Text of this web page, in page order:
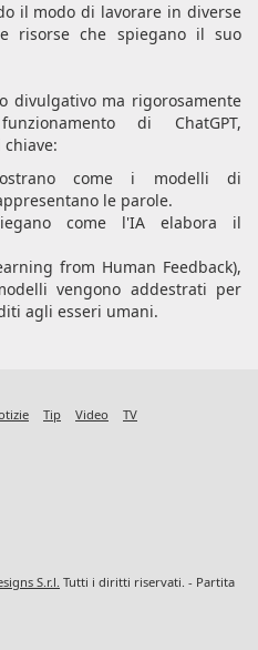
il modo di lavorare in diverse
risorse che spiegano il suo
divulgativo ma rigorosamente
di ChatGPT,
come i modelli di
le parole.
come l'IA elabora il
from Human Feedback),
vengono addestrati per
agli esseri umani.
Tip Video TV
S.r.l. Tutti i diritti riservati. - Partita